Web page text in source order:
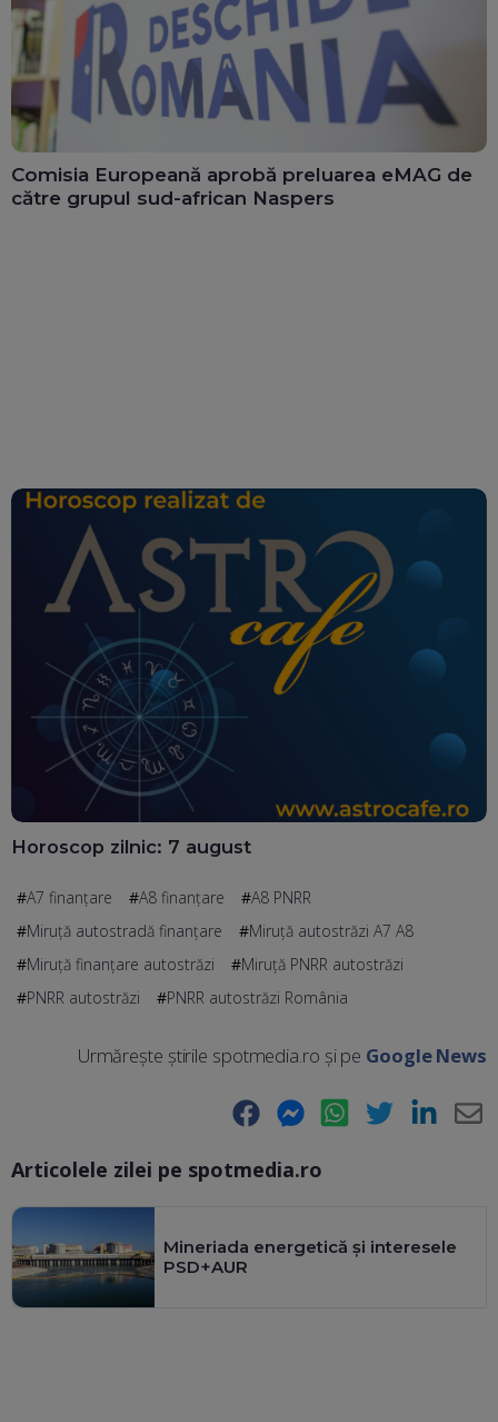
Comisia Europeană aprobă preluarea eMAG de
către grupul sud-african Naspers
Horoscop zilnic: 7 august
A7 finanțare A8 finanțare
A8 PNRR
Miruță autostradă finanțare
Miruță autostrăzi A7 A8
Miruță finanțare autostrăzi
Miruță PNRR autostrăzi
PNRR autostrăzi
PNRR autostrăzi România
Urmărește știrile spotmedia.ro și pe Google News
Facebook Messenger WhatsApp Twitter LinkedIn
Articolele zilei pe spotmedia.ro
Mineriada energetică și interesele
PSD+AUR